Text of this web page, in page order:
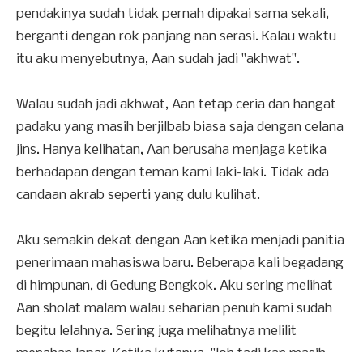
pendakinya sudah tidak pernah dipakai sama sekali,
berganti dengan rok panjang nan serasi. Kalau waktu
itu aku menyebutnya, Aan sudah jadi "akhwat".
Walau sudah jadi akhwat, Aan tetap ceria dan hangat
padaku yang masih berjilbab biasa saja dengan celana
jins. Hanya kelihatan, Aan berusaha menjaga ketika
berhadapan dengan teman kami laki-laki. Tidak ada
candaan akrab seperti yang dulu kulihat.
Aku semakin dekat dengan Aan ketika menjadi panitia
penerimaan mahasiswa baru. Beberapa kali begadang
di himpunan, di Gedung Bengkok. Aku sering melihat
Aan sholat malam walau seharian penuh kami sudah
begitu lelahnya. Sering juga melihatnya melilit